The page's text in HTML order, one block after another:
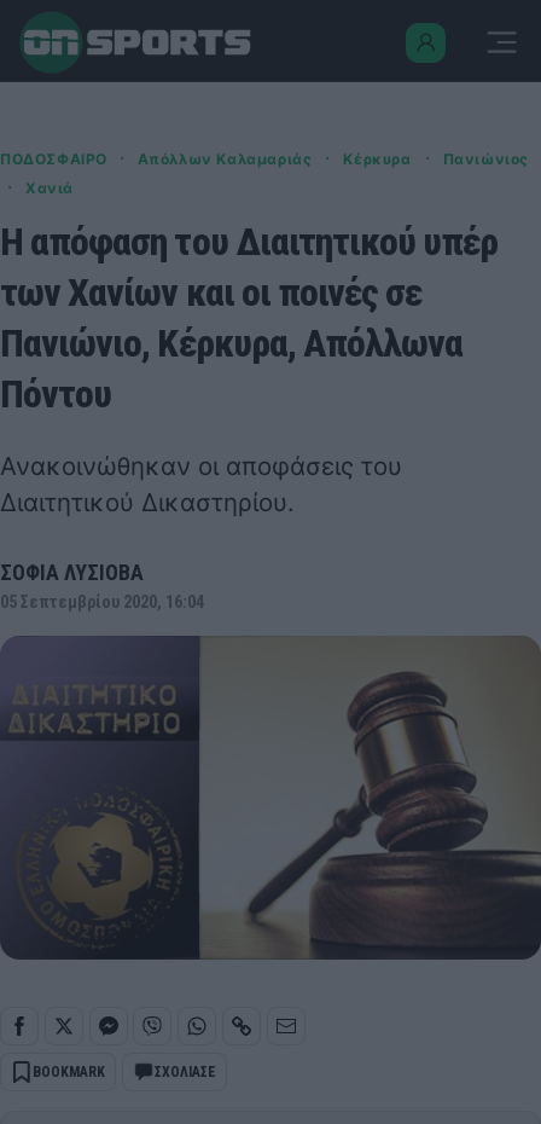
ΠΟΔΟΣΦΑΙΡΟ · Απόλλων Καλαμαριάς · Κέρκυρα · Πανιώνιος
· Χανιά
Η απόφαση του Διαιτητικού υπέρ
των Χανίων και οι ποινές σε
Πανιώνιο, Κέρκυρα, Απόλλωνα
Πόντου
Ανακοινώθηκαν οι αποφάσεις του
Διαιτητικού Δικαστηρίου.
ΣΟΦΙΑ ΛΥΣΙΟΒΑ
05 Σεπτεμβρίου 2020, 16:04
BOOKMARK ΣΧΟΛΙΑΣΕ